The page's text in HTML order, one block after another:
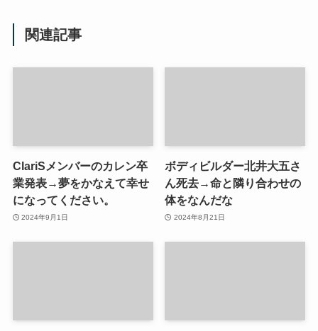
関連記事
ClariSメンバーのカレン卒
業発表→夢をかなえて幸せ
になってください。
2024年9月1日
ボディビルダー北井大五さ
ん死去→命と隣り合わせの
体をなんだな
2024年8月21日